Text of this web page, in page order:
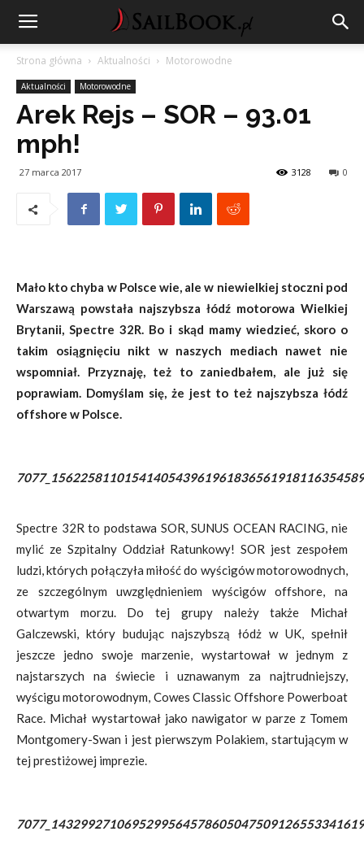
Strona główna Aktualności Motorowodne
Aktualności Motorowodne
Arek Rejs – SOR – 93.01
mph!
27 marca 2017 0
3128
Mało kto chyba w Polsce wie, ale w niewielkiej stoczni pod
Warszawą powstała najszybsza łódź motorowa Wielkiej
Brytanii, Spectre 32R. Bo i skąd mamy wiedzieć, skoro o
takim osiągnięciu nikt w naszych mediach nawet nie
wspomniał. Przyznaję, też to zaniedbałem, ale już się
poprawiam. Domyślam się, że jest to też najszybsza łódź
offshore w Polsce.
Spectre 32R to podstawa SOR, SUNUS OCEAN RACING, nie
mylić ze Szpitalny Oddział Ratunkowy! SOR jest zespołem
ludzi, których połączyła miłość do wyścigów motorowodnych,
ze szczególnym uwzględnieniem wyścigów offshore, na
otwartym morzu. Do tej grupy należy także Michał
Galczewski, który budując najszybszą łódż w UK, spełnił
jeszcze jedno swoje marzenie, wystartował w jednym z
najstarszych na świecie i uznawanym za najtrudniejszy,
wyścigu motorowodnym, Cowes Classic Offshore Powerboat
Race. Michał wystartował jako nawigator w parze z Tomem
Montgomery-Swan i jest pierwszym Polakiem, startującym w
tej prestiżowej imprezie.